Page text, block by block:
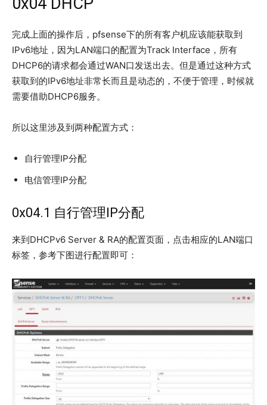
完成上面的操作后，pfsense下的所有客户机应该能获取到
IPv6地址，因为LAN端口的配置为Track Interface，所有
DHCP6的请求都会通过WAN口发送出去。但是通过这种方式
获取到的IPv6地址非常长而且是动态的，不便于管理，时候就
需要借助DHCP6服务。
所以这里涉及到两种配置方式：
自行管理IP分配
电信管理IP分配
0x04.1 自行管理IP分配
来到DHCPv6 Server & RA的配置页面，点击相应的LAN端口
标签，参考下图进行配置即可：